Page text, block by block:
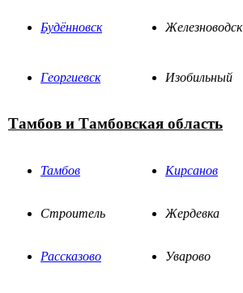
Будённовск Железноводск
Георгиевск Изобильный
Тамбов и Тамбовская область
Тамбов Кирсанов
Строитель Жердевка
Рассказово Уварово